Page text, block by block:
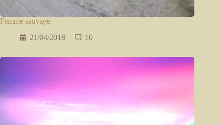
Femme sauvage
21/04/2018
10